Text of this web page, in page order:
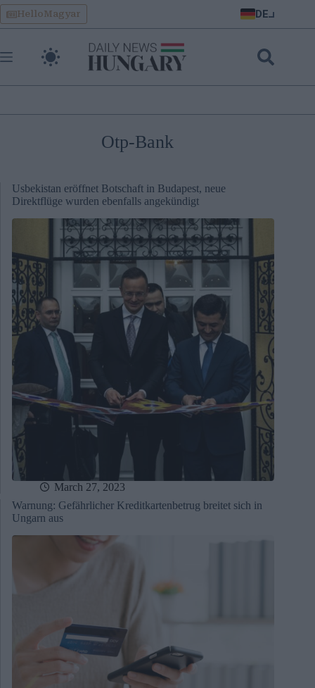
Skip
to
content
HelloMagyar DE
Otp-Bank
Usbekistan eröffnet Botschaft in Budapest, neue
Direktflüge wurden ebenfalls angekündigt
March 27, 2023
Warnung: Gefährlicher Kreditkartenbetrug breitet sich in
Ungarn aus